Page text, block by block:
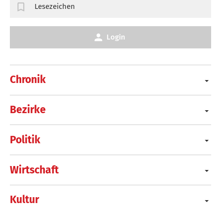
Chronik
Bezirke
Politik
Wirtschaft
Kultur
Lesezeichen
Login